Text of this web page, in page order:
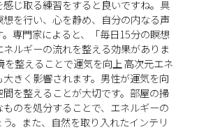
じ取る練習をすると良いですね。具
を行い、心を静め、自分の内なる声
専門家によると、「毎日15分の瞑想
ルギーの流れを整える効果がありま
を整えることで運気を向上 高次元エネ
きく影響されます。男性が運気を向
間を整えることが大切です。部屋の掃
のを処分することで、エネルギーの
。また、自然を取り入れたインテリ